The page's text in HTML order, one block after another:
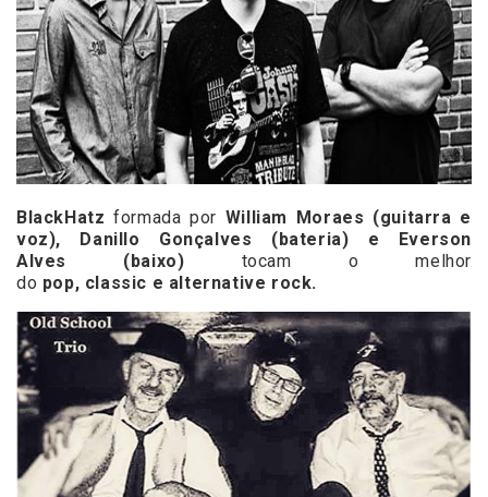
BlackHatzformada por William Moraes (guitarra e
voz),
Danillo Gonçalves (bateria) e
Everson
Alves (baixo) tocam o melhor
do pop, classic e alternative rock.